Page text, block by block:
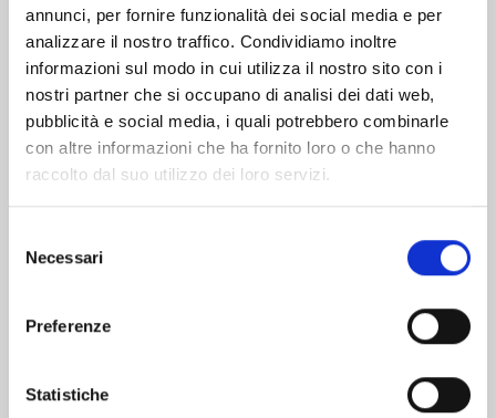
annunci, per fornire funzionalità dei social media e per
analizzare il nostro traffico. Condividiamo inoltre
informazioni sul modo in cui utilizza il nostro sito con i
nostri partner che si occupano di analisi dei dati web,
pubblicità e social media, i quali potrebbero combinarle
con altre informazioni che ha fornito loro o che hanno
raccolto dal suo utilizzo dei loro servizi.
delNecessari
Preferenze
Statistiche
DETECTIVE CONAN NEW EDITION n. 74